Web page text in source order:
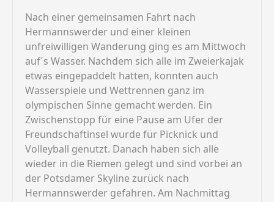
Nach einer gemeinsamen Fahrt nach
Hermannswerder und einer kleinen
unfreiwilligen Wanderung ging es am Mittwoch
auf´s Wasser. Nachdem sich alle im Zweierkajak
etwas eingepaddelt hatten, konnten auch
Wasserspiele und Wettrennen ganz im
olympischen Sinne gemacht werden. Ein
Zwischenstopp für eine Pause am Ufer der
Freundschaftinsel wurde für Picknick und
Volleyball genutzt. Danach haben sich alle
wieder in die Riemen gelegt und sind vorbei an
der Potsdamer Skyline zurück nach
Hermannswerder gefahren. Am Nachmittag